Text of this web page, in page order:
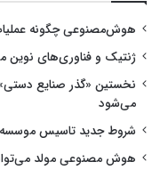
هوش‌مصنوعی چگونه عملیات
ژنتیک و فناوری‌های نوین
نخستین «گذر صنایع دستی»
می‌شود
شروط جدید تاسیس موسسه
هوش مصنوعی مولد